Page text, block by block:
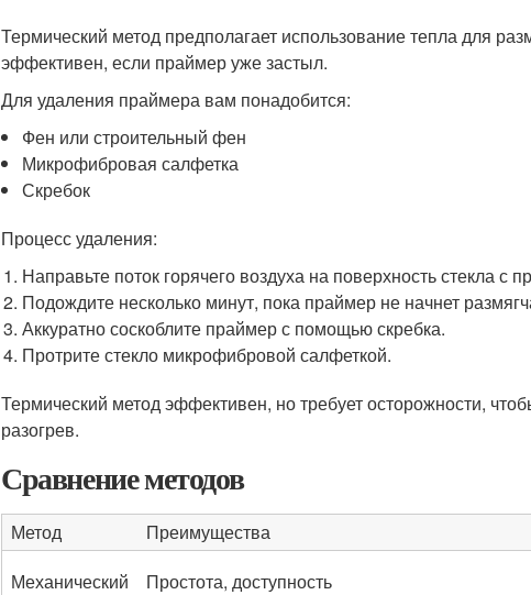
Термический метод предполагает использование тепла для
эффективен, если праймер уже застыл.
Для удаления праймера вам понадобится:
Фен или строительный фен
Микрофибровая салфетка
Скребок
Процесс удаления:
Направьте поток горячего воздуха на поверхность стекла с
Подождите несколько минут, пока праймер не начнет
Аккуратно соскоблите праймер с помощью скребка.
Протрите стекло микрофибровой салфеткой.
Термический метод эффективен, но требует осторожности,
разогрев.
Сравнение методов
Метод Преимущества
Механический
Простота, доступность